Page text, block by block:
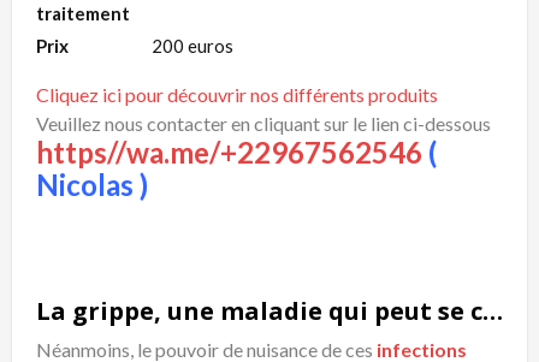
traitement
Prix 200 euros
Cliquez ici pour découvrir nos différents produits
Veuillez nous contacter en cliquant sur le lien ci-dessous
https//wa.me/+22967562546 (
Nicolas )
La grippe, une maladie qui peut se compliquer
Néanmoins, le pouvoir de nuisance de ces infections